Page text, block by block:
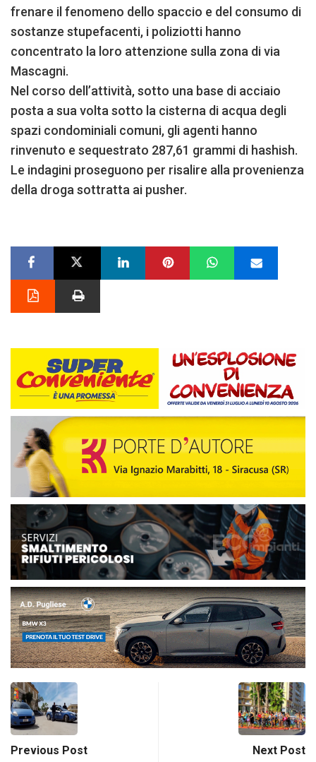
frenare il fenomeno dello spaccio e del consumo di
sostanze stupefacenti, i poliziotti hanno
concentrato la loro attenzione sulla zona di via
Mascagni.
Nel corso dell’attività, sotto una base di acciaio
posta a sua volta sotto la cisterna di acqua degli
spazi condominiali comuni, gli agenti hanno
rinvenuto e sequestrato 287,61 grammi di hashish.
Le indagini proseguono per risalire alla provenienza
della droga sottratta ai pusher.
Previous Post Next Post